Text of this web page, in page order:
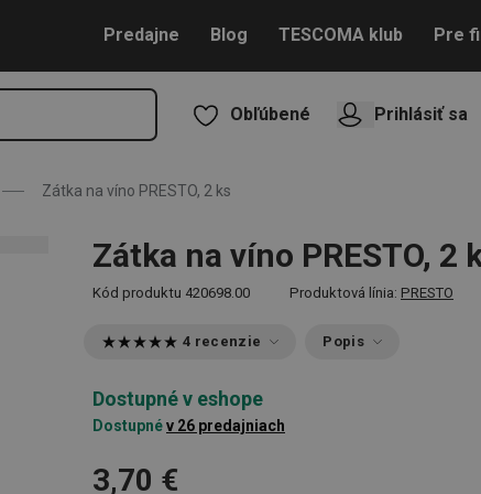
Predajne Blog TESCOMA klub Pre
Obľúbené Prihlásiť sa
Zátka na víno PRESTO, 2 ks
Zátka na víno PRESTO, 2
Kód produktu 420698.00 Produktová línia: PRESTO
4 recenzie Popis
Dostupné v eshope
Dostupnév 26 predajniach
3,70 €